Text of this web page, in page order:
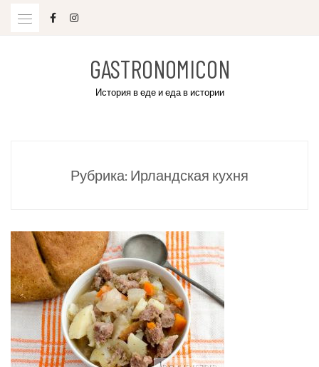
GASTRONOMICON
История в еде и еда в истории
Рубрика: Ирландская кухня